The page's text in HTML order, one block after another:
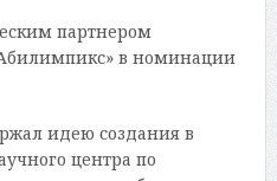
партнером
в номинации
идею создания в
центра по